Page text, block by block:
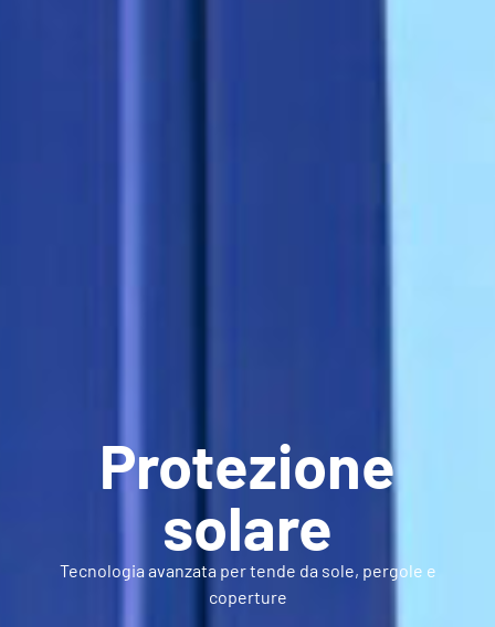
Protezione
solare
Tecnologia avanzata per tende da sole, pergole e
coperture